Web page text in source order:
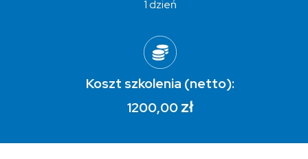
1 dzień
Koszt szkolenia (netto):
1200,00zł